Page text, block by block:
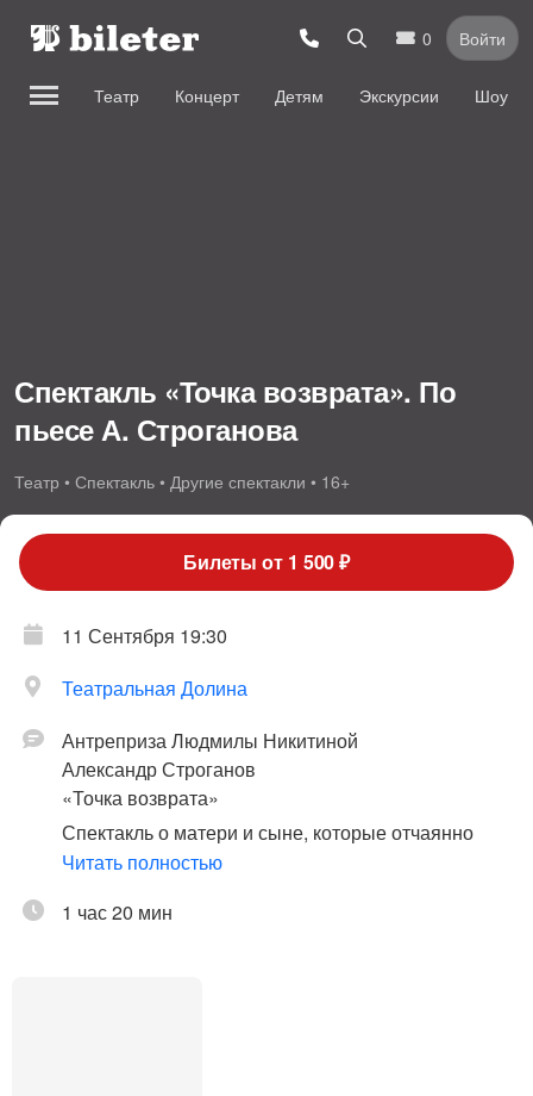
0 Войти
Театр Концерт Детям Экскурсии Шоу
Спектакль «Точка возврата». По
пьесе А. Строганова
Театр • Спектакль • Другие спектакли • 16+
Билеты от 1 500 ₽
11 Сентября 19:30
Театральная Долина
Антреприза Людмилы Никитиной
Александр Строганов
«Точка возврата»
Спектакль о матери и сыне, которые отчаянно
пытаются найти друг друга в сюрреалистическом
к взрослению и от прощения к любви. Попытка
Читать полностью
1 час 20 мин